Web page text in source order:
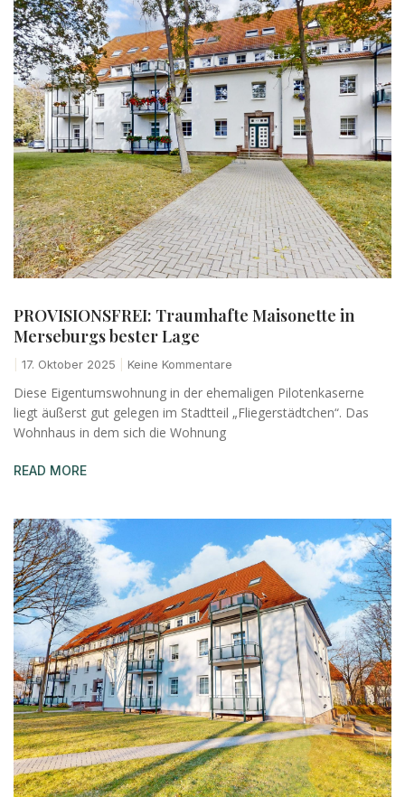
PROVISIONSFREI: Traumhafte Maisonette in
Merseburgs bester Lage
17. Oktober 2025 Keine Kommentare
Diese Eigentumswohnung in der ehemaligen Pilotenkaserne
liegt äußerst gut gelegen im Stadtteil „Fliegerstädtchen“. Das
Wohnhaus in dem sich die Wohnung
READ MORE